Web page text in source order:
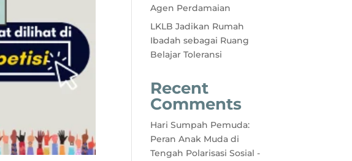
Agen Perdamaian
LKLB Jadikan Rumah
Ibadah sebagai Ruang
Belajar Toleransi
Recent
Comments
Hari Sumpah Pemuda:
Peran Anak Muda di
Tengah Polarisasi Sosial -